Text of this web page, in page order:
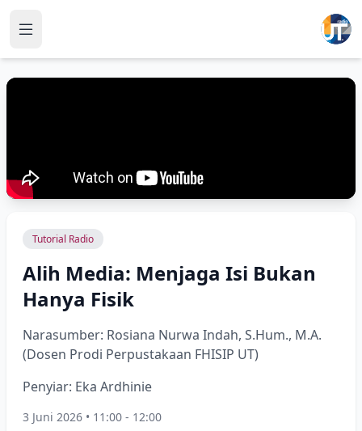
Tutorial Radio
Alih Media: Menjaga Isi Bukan
Hanya Fisik
Narasumber: Rosiana Nurwa Indah, S.Hum., M.A.
(Dosen Prodi Perpustakaan FHISIP UT)
Penyiar: Eka Ardhinie
3 Juni 2026 • 11:00 - 12:00